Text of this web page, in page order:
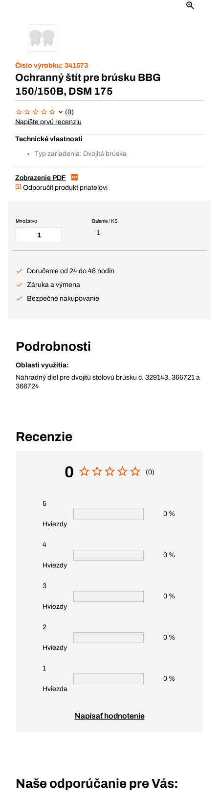
Číslo výrobku: 341573
Ochranný štít pre brúsku BBG
150/150B, DSM 175
(0)
Napíšte prvú recenziu
Technické vlastnosti
Typ zariadenia: Dvojitá brúska
Zobrazenie PDF
Odporučiť produkt priateľovi
Balenie / KS
1
Množstvo
Doručenie od 24 do 48 hodín
Záruka a výmena
Bezpečné nakupovanie
Podrobnosti
Oblasti využitia:
Náhradný diel pre dvojitú stolovú brúsku č. 329143, 366721 a
366724
Recenzie
0 (0)
5
Hviezdy
0 %
4
Hviezdy
0 %
3
Hviezdy
0 %
2
Hviezdy
0 %
1
Hviezda
0 %
Napísať hodnotenie
Naše odporúčanie pre Vás: